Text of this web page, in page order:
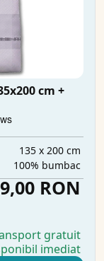
cm +
135 x 200 cm
100% bumbac
RON
gratuit
imediat